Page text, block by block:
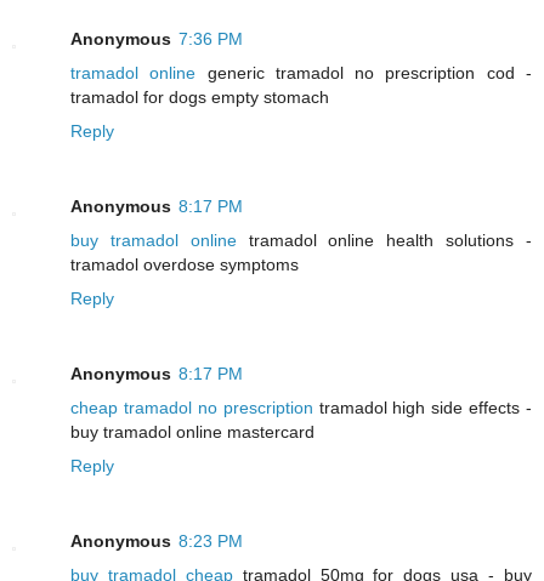
Anonymous 7:36 PM
tramadol online generic tramadol no prescription cod -
tramadol for dogs empty stomach
Reply
Anonymous 8:17 PM
buy tramadol onlinetramadol online health solutions -
tramadol overdose symptoms
Reply
Anonymous 8:17 PM
cheap tramadol no prescription tramadol high side effects -
buy tramadol online mastercard
Reply
Anonymous 8:23 PM
buy tramadol cheaptramadol 50mg for dogs usa - buy